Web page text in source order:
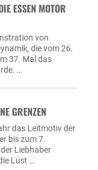
ESSEN MOTOR
von
die vom 26.
37. Mal das
…
GRENZEN
das Leitmotiv der
bis zum 7.
Liebhaber
Lust …